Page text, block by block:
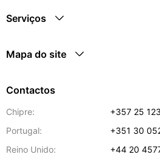
Serviços
Mapa do site
Contactos
Chipre:
+357 25
Portugal:
+351 30
Reino Unido:
+44 20